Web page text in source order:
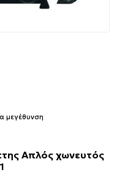
μεγέθυνση
Απλός χωνευτός